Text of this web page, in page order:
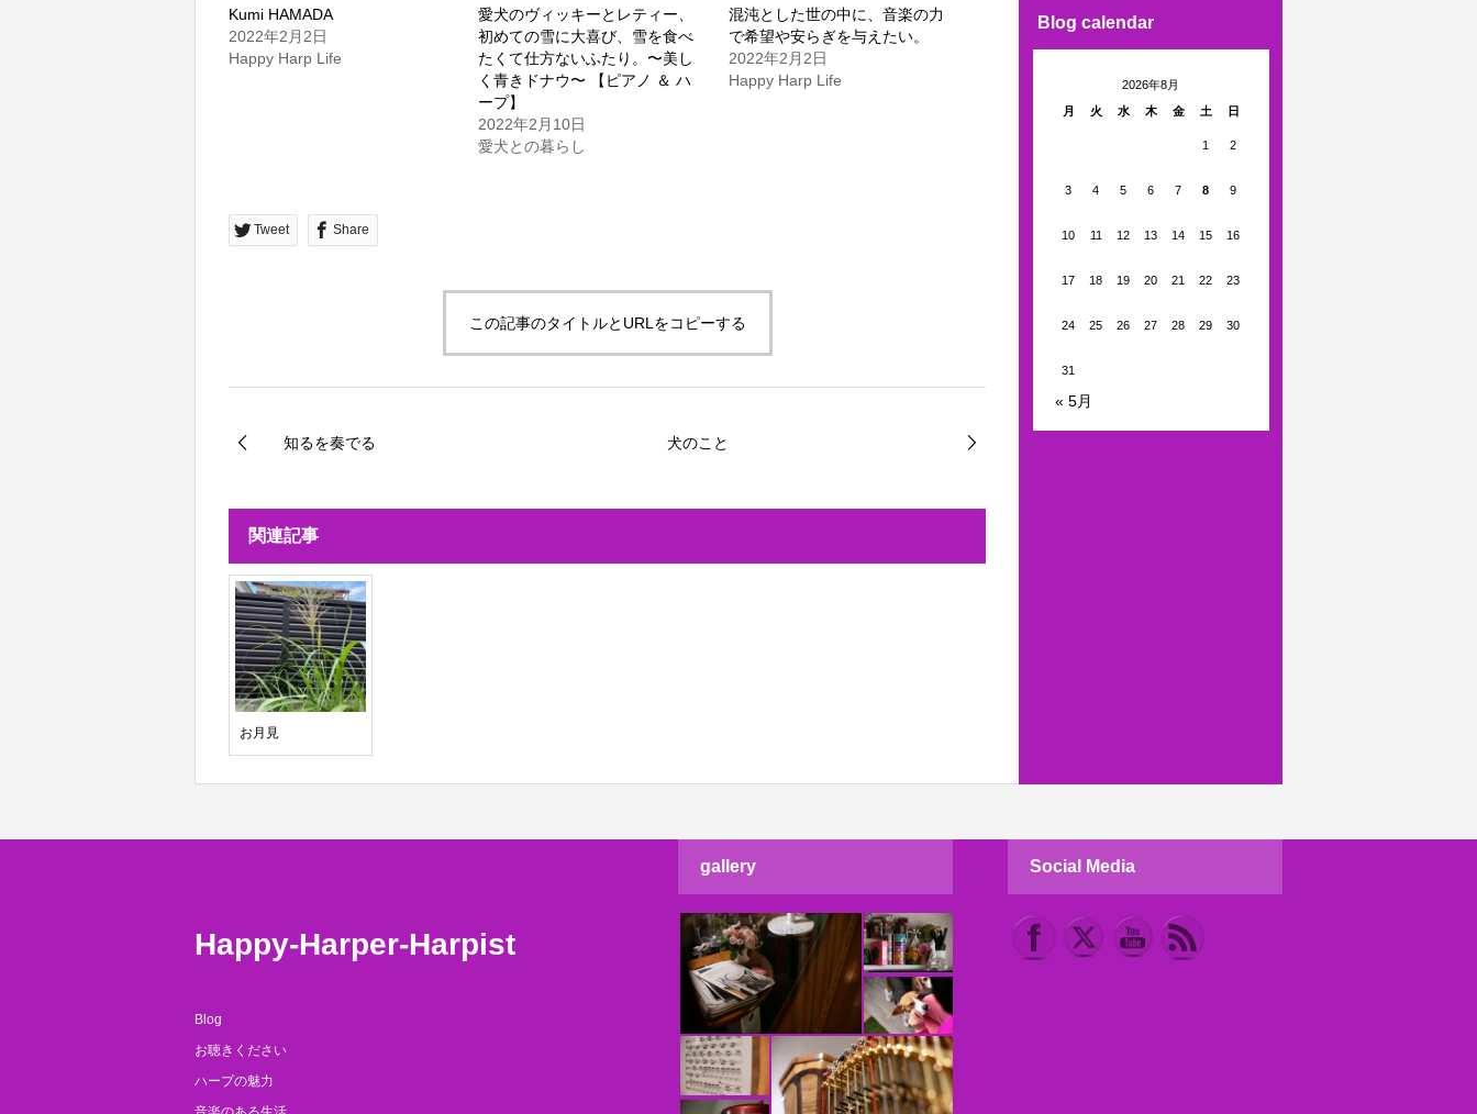
Kumi HAMADA
2022年2月2日
Happy Harp Life
愛犬のヴィッキーとレティー、
初めての雪に大喜び、雪を食べ
たくて仕方ないふたり。〜美し
く青きドナウ〜 【ピアノ ＆ ハ
ープ】
2022年2月10日
愛犬との暮らし
混沌とした世の中に、音楽の力
で希望や安らぎを与えたい。
2022年2月2日
Happy Harp Life
Tweet Share
この記事のタイトルとURLをコピーする
知るを奏でる 犬のこと
関連記事
お月見
Blog calendar
2026年8月
月
火 水 木 金 土 日
1 2
3 4 5 6 7 8 9
10 11 12 13 14 15 16
17 18 19 20 21 22 23
24 25 26 27 28 29 30
31
« 5月
gallery Social Media
Happy-Harper-Harpist
Blog
お聴きください
ハープの魅力